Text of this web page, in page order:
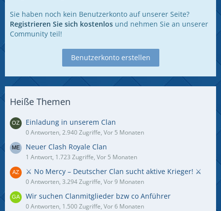
Sie haben noch kein Benutzerkonto auf unserer Seite?
Registrieren Sie sich kostenlos und nehmen Sie an unserer
Community teil!
Benutzerkonto erstellen
Heiße Themen
Einladung in unserem Clan
0 Antworten, 2.940 Zugriffe, Vor 5 Monaten
Neuer Clash Royale Clan
1 Antwort, 1.723 Zugriffe, Vor 5 Monaten
⚔️ No Mercy – Deutscher Clan sucht aktive Krieger! ⚔️
0 Antworten, 3.294 Zugriffe, Vor 9 Monaten
Wir suchen Clanmitglieder bzw co Anführer
0 Antworten, 1.500 Zugriffe, Vor 6 Monaten